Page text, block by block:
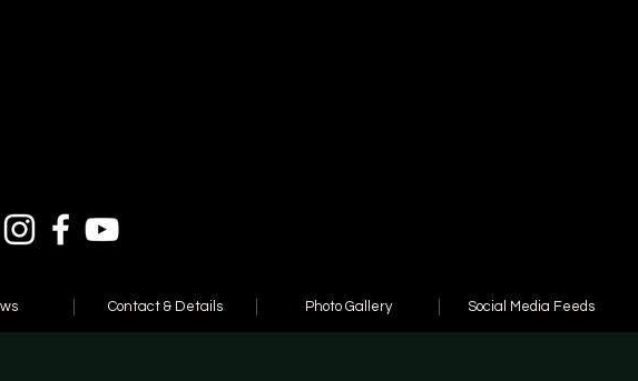
Contact & Details Photo Gallery Social Media Feeds